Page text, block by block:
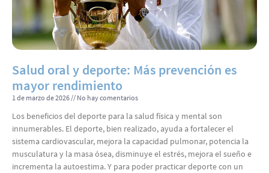
Salud oral y deporte: Más prevención es
mayor rendimiento
1 de marzo de 2026 No hay comentarios
Los beneficios del deporte para la salud física y mental son
innumerables. El deporte, bien realizado, ayuda a fortalecer el
sistema cardiovascular, mejora la capacidad pulmonar, potencia la
musculatura y la masa ósea, disminuye el estrés, mejora el sueño e
incrementa la autoestima. Y para poder practicar deporte con un